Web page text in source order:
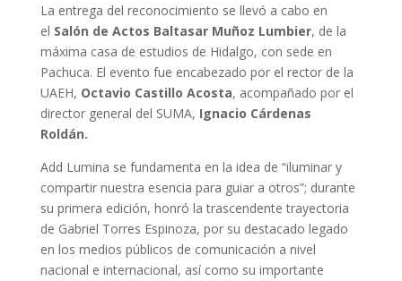
La entrega del reconocimiento se llevó a cabo en
el Salón de Actos Baltasar Muñoz Lumbier, de la
máxima casa de estudios de Hidalgo, con sede en
Pachuca. El evento fue encabezado por el rector de la
UAEH, Octavio Castillo Acosta, acompañado por el
director general del SUMA, Ignacio Cárdenas
Roldán.
Add Lumina se fundamenta en la idea de “iluminar y
compartir nuestra esencia para guiar a otros”; durante
su primera edición, honró la trascendente trayectoria
de Gabriel Torres Espinoza, por su destacado legado
en los medios públicos de comunicación a nivel
nacional e internacional, así como su importante